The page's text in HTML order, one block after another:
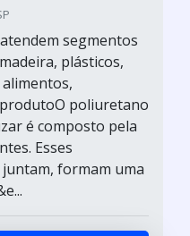
segmentos
plásticos,
poliuretano
é composto pela
Esses
formam uma